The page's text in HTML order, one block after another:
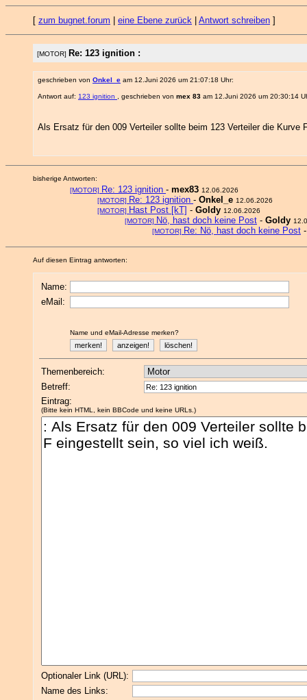
[ zum bugnet.forum eine Ebene zurück Antwort schreiben ]
[MOTOR] Re: 123 ignition :
geschrieben von Onkel_e am 12.Juni 2026 um 21:07:18 Uhr:
Antwort auf: 123 ignition , geschrieben von mex 83 am 12.Juni 2026 um 20:30:14
Als Ersatz für den 009 Verteiler sollte beim 123 Verteiler die
bisherige Antworten:
[MOTOR] Re: 123 ignition - mex83 12.06.2026
[MOTOR] Re: 123 ignition - Onkel_e 12.06.2026
[MOTOR] Hast Post [kT] - Goldy 12.06.2026
[MOTOR] Nö, hast doch keine Post - Goldy
[MOTOR] Re: Nö, hast doch keine Post
Auf diesen Eintrag antworten:
Name:
eMail:
Name und eMail-Adresse merken?
Themenbereich:
Betreff:
Eintrag:
(Bitte kein HTML, kein BBCode und keine URLs.)
Optionaler Link (URL):
Name des Links: